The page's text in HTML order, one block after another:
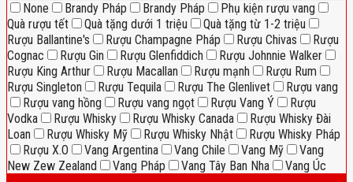
None Brandy Pháp Brandy Pháp
Phụ kiện rượu vang
Quà rượu tết
Quà tặng dưới 1 triệu
Quà tặng từ 1-2 triệu
Rượu Ballantine's
Rượu Champagne Pháp Rượu Chivas
Rượu
Cognac
Rượu Gin Rượu Glenfiddich
Rượu Johnnie Walker
Rượu King Arthur
Rượu Macallan Rượu mạnh
Rượu Rum
Rượu Singleton
Rượu Tequila Rượu The Glenlivet
Rượu vang
Rượu vang hồng
Rượu vang ngọt Rượu Vang Ý
Rượu
Vodka
Rượu Whisky Rượu Whisky Canada
Rượu Whisky Đài
Loan
Rượu Whisky Mỹ Rượu Whisky Nhật
Rượu Whisky Pháp
Rượu X.O
Vang Argentina Vang Chile Vang Mỹ
Vang
New Zew Zealand
Vang Pháp Vang Tây Ban Nha Vang Úc